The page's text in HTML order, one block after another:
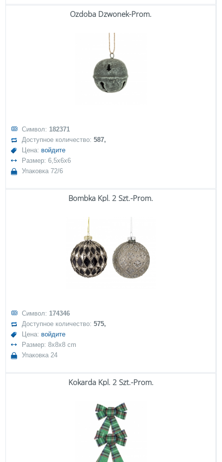
Ozdoba Dzwonek-Prom.
Символ: 182371
Доступное количество:587,
Цена: войдите
Размер: 6,5x6x6
Упаковка 72/6
Bombka Kpl. 2 Szt.-Prom.
Символ: 174346
Доступное количество:575,
Цена: войдите
Размер: 8x8x8 cm
Упаковка 24
Kokarda Kpl. 2 Szt.-Prom.